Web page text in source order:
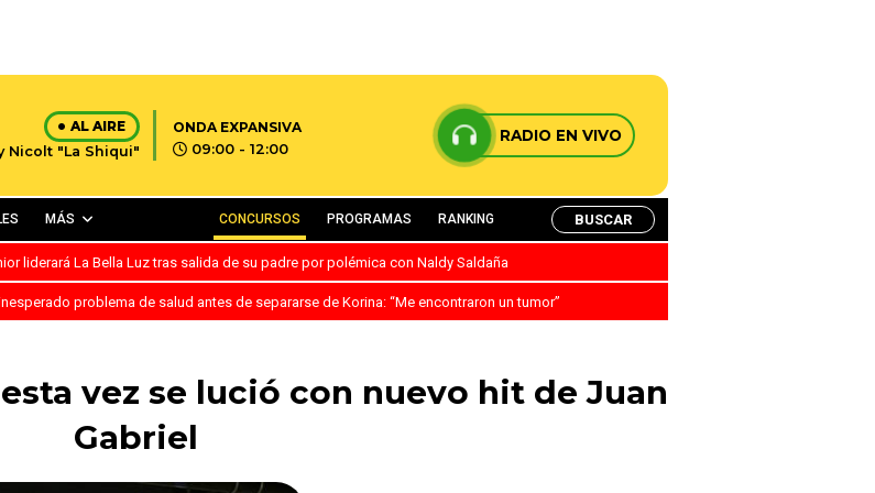
AL AIRE
Nicolt "La Shiqui"
ONDA EXPANSIVA
09:00 - 12:00
RADIO EN VIVO
MÁS CONCURSOS PROGRAMAS RANKING BUSCAR
liderará La Bella Luz tras salida de su padre por polémica con Naldy Saldaña
problema de salud antes de separarse de Korina: “Me encontraron un tumor”
vez se lució con nuevo hit de Juan
Gabriel